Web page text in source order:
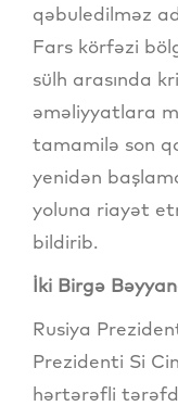
qəbuledilməz
Fars körfəzi
sülh arasında
əməliyyatlara
tamamilə son
yenidən
yoluna riayət
bildirib.
İki Birgə
Rusiya
Prezidenti Si
hərtərəfli